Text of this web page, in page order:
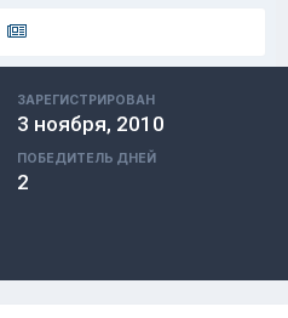
ЗАРЕГИСТРИРОВАН
3 ноября, 2010
ПОБЕДИТЕЛЬ ДНЕЙ
2